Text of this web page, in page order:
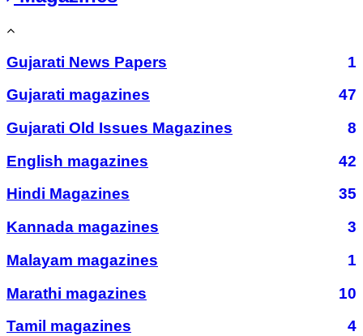
Gujarati News Papers
1
Gujarati magazines
47
Gujarati Old Issues Magazines
8
English magazines
42
Hindi Magazines
35
Kannada magazines
3
Malayam magazines
1
Marathi magazines
10
Tamil magazines
4